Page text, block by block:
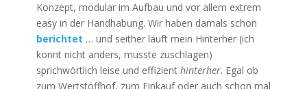
Konzept, modular im Aufbau und vor allem extrem
easy in der Handhabung. Wir haben damals schon
berichtet … und seither läuft mein Hinterher (ich
konnt nicht anders, musste zuschlagen)
sprichwörtlich leise und effizient hinterher. Egal ob
zum Wertstoffhof, zum Einkauf oder auch schon mal